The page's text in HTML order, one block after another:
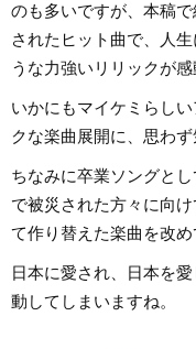
のも多いですが、本稿
されたヒット曲で、人
うな力強いリリックが感
いかにもマイケミらし
クな楽曲展開に、思わ
ちなみに卒業ソングと
で被災された方々に向
て作り替えた楽曲を改め
日本に愛され、日本を
動してしまいますね。